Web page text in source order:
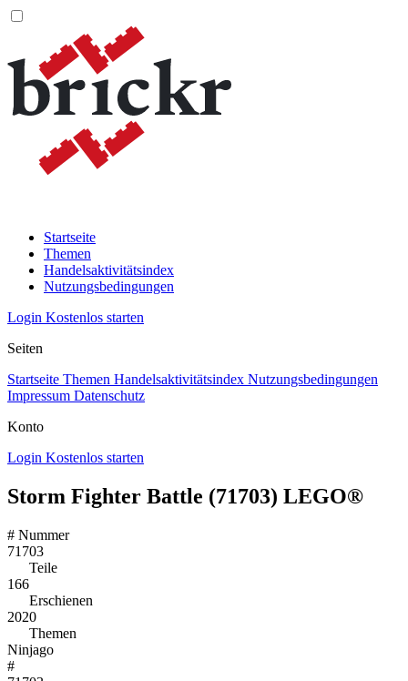
Startseite
Themen
Handelsaktivitätsindex
Nutzungsbedingungen
Login Kostenlos starten
Seiten
Startseite Themen Handelsaktivitätsindex Nutzungsbedingungen
Impressum Datenschutz
Konto
Login Kostenlos starten
Storm Fighter Battle (71703) LEGO®
# Nummer
71703
Teile
166
Erschienen
2020
Themen
Ninjago
#